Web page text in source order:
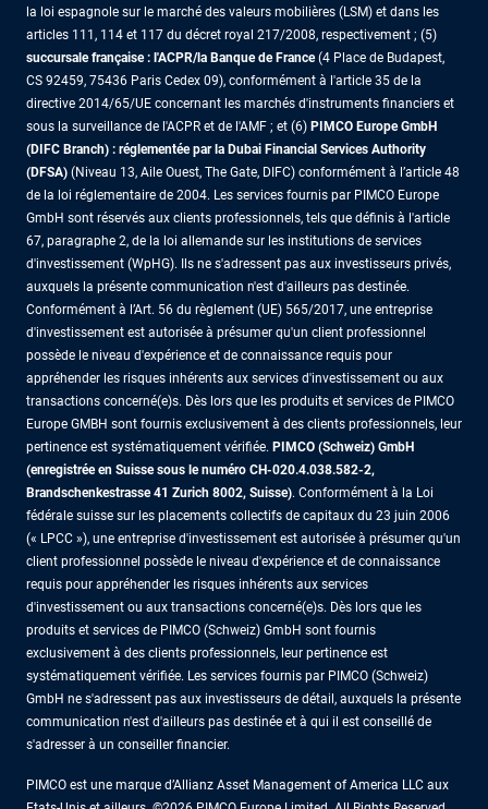
la loi espagnole sur le marché des valeurs mobilières (LSM) et dans les
articles 111, 114 et 117 du décret royal 217/2008, respectivement ; (5)
succursale française : l'ACPR/la Banque de France(4 Place de Budapest,
CS 92459, 75436 Paris Cedex 09), conformément à l'article 35 de la
directive 2014/65/UE concernant les marchés d'instruments financiers et
sous la surveillance de l'ACPR et de l'AMF ; et (6) PIMCO Europe GmbH
(DIFC Branch) : réglementée par la Dubai Financial Services Authority
(DFSA) (Niveau 13, Aile Ouest, The Gate, DIFC) conformément à l’article 48
de la loi réglementaire de 2004. Les services fournis par PIMCO Europe
GmbH sont réservés aux clients professionnels, tels que définis à l'article
67, paragraphe 2, de la loi allemande sur les institutions de services
d'investissement (WpHG). Ils ne s'adressent pas aux investisseurs privés,
auxquels la présente communication n'est d'ailleurs pas destinée.
Conformément à l’Art. 56 du règlement (UE) 565/2017, une entreprise
d'investissement est autorisée à présumer qu'un client professionnel
possède le niveau d'expérience et de connaissance requis pour
appréhender les risques inhérents aux services d'investissement ou aux
transactions concerné(e)s. Dès lors que les produits et services de PIMCO
Europe GMBH sont fournis exclusivement à des clients professionnels, leur
pertinence est systématiquement vérifiée. PIMCO (Schweiz) GmbH
(enregistrée en Suisse sous le numéro CH-020.4.038.582-2,
Brandschenkestrasse 41 Zurich 8002, Suisse). Conformément à la Loi
fédérale suisse sur les placements collectifs de capitaux du 23 juin 2006
(« LPCC »), une entreprise d'investissement est autorisée à présumer qu'un
client professionnel possède le niveau d'expérience et de connaissance
requis pour appréhender les risques inhérents aux services
d'investissement ou aux transactions concerné(e)s. Dès lors que les
produits et services de PIMCO (Schweiz) GmbH sont fournis
exclusivement à des clients professionnels, leur pertinence est
systématiquement vérifiée. Les services fournis par PIMCO (Schweiz)
GmbH ne s'adressent pas aux investisseurs de détail, auxquels la présente
communication n'est d'ailleurs pas destinée et à qui il est conseillé de
s'adresser à un conseiller financier.
PIMCO est une marque d’Allianz Asset Management of America LLC aux